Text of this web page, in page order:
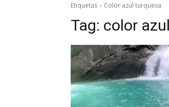
Etiquetas Color azul turquesa
Tag: color